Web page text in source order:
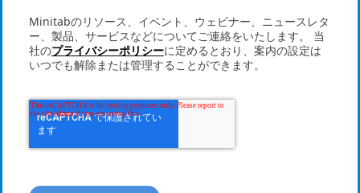
Minitabのリソース、イベント、ウェビナー、ニュースレタ
ー、製品、サービスなどについてご連絡をいたします。 当
社のプライバシーポリシーに定めるとおり、案内の設定は
いつでも解除または管理することができます。